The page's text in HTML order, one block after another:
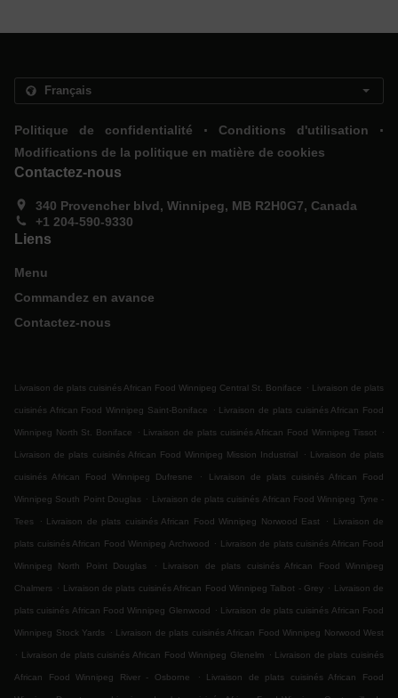
Politique de confidentialité . Conditions d'utilisation .
Modifications de la politique en matière de cookies
Contactez-nous
340 Provencher blvd, Winnipeg, MB R2H0G7, Canada
+1 204-590-9330
Liens
Menu
Commandez en avance
Contactez-nous
Livraison de plats cuisinés African Food Winnipeg Central St. Boniface . Livraison de plats
cuisinés African Food Winnipeg Saint-Boniface . Livraison de plats cuisinés African Food
Winnipeg North St. Boniface . Livraison de plats cuisinés African Food Winnipeg Tissot .
Livraison de plats cuisinés African Food Winnipeg Mission Industrial . Livraison de plats
cuisinés African Food Winnipeg Dufresne . Livraison de plats cuisinés African Food
Winnipeg South Point Douglas . Livraison de plats cuisinés African Food Winnipeg Tyne -
Tees . Livraison de plats cuisinés African Food Winnipeg Norwood East . Livraison de
plats cuisinés African Food Winnipeg Archwood . Livraison de plats cuisinés African Food
Winnipeg North Point Douglas . Livraison de plats cuisinés African Food Winnipeg
Chalmers . Livraison de plats cuisinés African Food Winnipeg Talbot - Grey . Livraison de
plats cuisinés African Food Winnipeg Glenwood . Livraison de plats cuisinés African Food
Winnipeg Stock Yards . Livraison de plats cuisinés African Food Winnipeg Norwood West
. Livraison de plats cuisinés African Food Winnipeg Glenelm . Livraison de plats cuisinés
African Food Winnipeg River - Osborne . Livraison de plats cuisinés African Food